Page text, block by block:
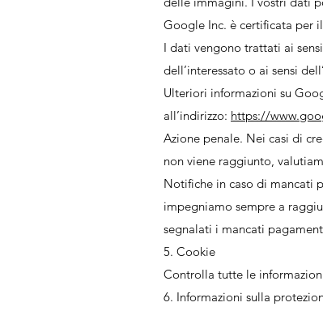
Google Inc. è certificata per
I dati vengono trattati ai
dell’interessato o ai sensi
Ulteriori informazioni su
all’indirizzo: https://
Azione penale. Nei casi di
non viene raggiunto,
Notifiche in caso di mancati
impegniamo sempre a
segnalati i mancati
5. Cookie
Controlla tutte le
6. Informazioni sulla